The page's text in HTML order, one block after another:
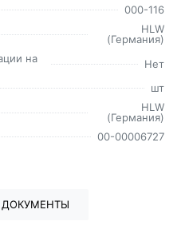
000-116
HLW
(Германия)
на
Нет
шт
HLW
(Германия)
00-00006727
ДОКУМЕНТЫ